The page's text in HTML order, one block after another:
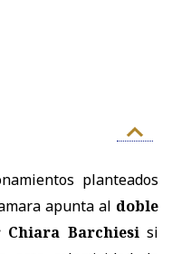
planteados
apunta al doble
Barchiesisi